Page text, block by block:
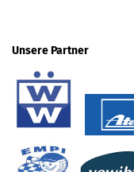
Unsere Partner